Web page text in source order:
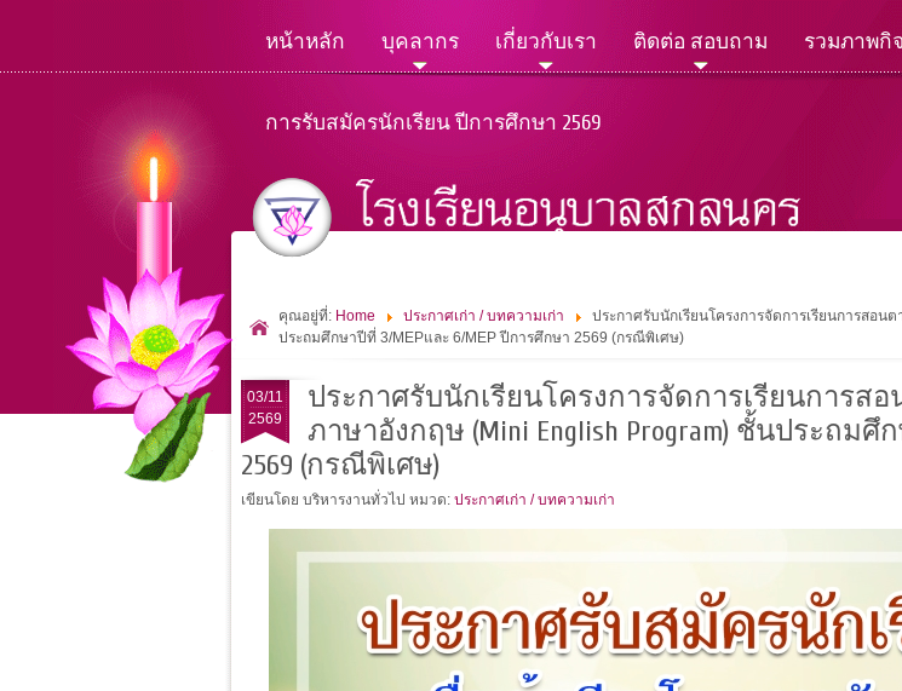
หน้าหลัก บุคลากร เกี่ยวกับเรา ติดต่อ สอบถาม รวมภาพกิ
การรับสมัครนักเรียน ปีการศึกษา 2569
คุณอยู่ที่: Home ประกาศเก่า / บทความเก่า
ประกาศรับนักเรียนโครงการจัดการเรียนการสอ
ประถมศึกษาปีที่ 3/MEPและ 6/MEP ปีการศึกษา 2569 (กรณีพิเศษ)
03/11
2569
ประกาศรับนักเรียนโครงการจัดการเรียนการส
ภาษาอังกฤษ (Mini English Program) ชั้นประถมศึ
2569 (กรณีพิเศษ)
เขียนโดย บริหารงานทั่วไป หมวด: ประกาศเก่า / บทความเก่า